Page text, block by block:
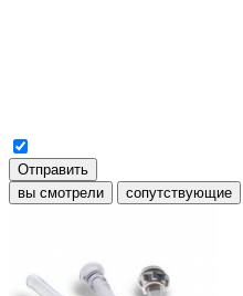
Отправить
вы смотрели
сопутствующие